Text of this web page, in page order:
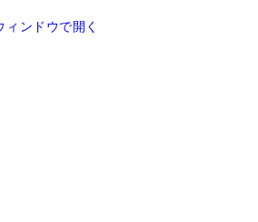
ィンドウで開く